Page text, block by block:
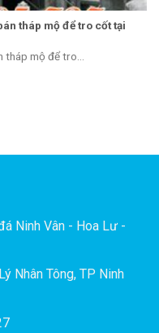
tháp mộ để tro cốt tại
mộ để tro...
Ninh Vân - Hoa Lư -
Nhân Tông, TP Ninh